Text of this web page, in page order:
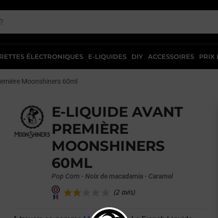
ÉLECTRONIQUES E-LIQUIDES DIY ACCESSOIRES PRIX
Moonshiners 60ml
E-LIQUIDE AVANT
PREMIÈRE
MOONSHINERS
60ML
Pop Corn - Noix de macadamia - Caramel